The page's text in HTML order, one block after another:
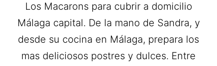
Los Macarons para cubrir a domicilio
Málaga capital. De la mano de Sandra, y
desde su cocina en Málaga, prepara los
mas deliciosos postres y dulces. Entre